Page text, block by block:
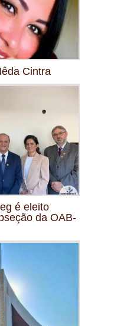
Cintra
é eleito
da OAB-